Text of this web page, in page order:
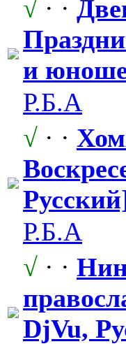
√ · ·
и
Р.Б.А
√ · ·
Р.Б.А
√ · ·
DjVu,